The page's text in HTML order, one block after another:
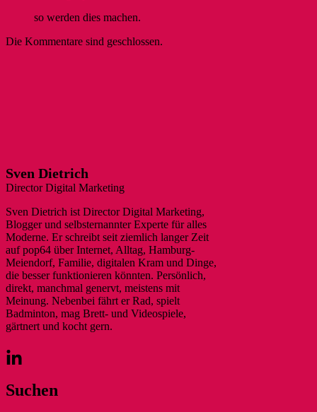
so werden dies machen.
Die Kommentare sind geschlossen.
Sven Dietrich
Director Digital Marketing
Sven Dietrich ist Director Digital Marketing,
Blogger und selbsternannter Experte für alles
Moderne. Er schreibt seit ziemlich langer Zeit
auf pop64 über Internet, Alltag, Hamburg-
Meiendorf, Familie, digitalen Kram und Dinge,
die besser funktionieren könnten. Persönlich,
direkt, manchmal genervt, meistens mit
Meinung. Nebenbei fährt er Rad, spielt
Badminton, mag Brett- und Videospiele,
gärtnert und kocht gern.
Suchen